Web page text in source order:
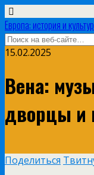
Европа: история и
15.02.2025
Вена:
дворцы и
Поделиться